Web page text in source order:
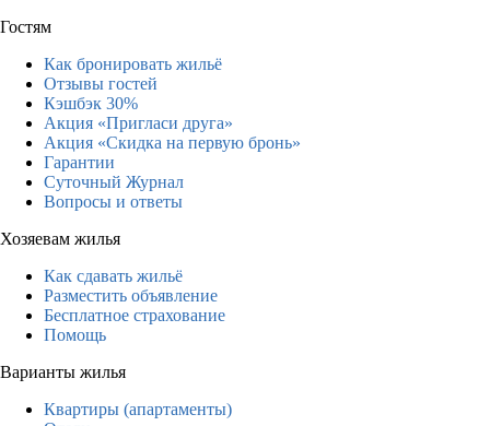
Гостям
Как бронировать жильё
Отзывы гостей
Кэшбэк 30%
Акция «Пригласи друга»
Акция «Скидка на первую бронь»
Гарантии
Суточный Журнал
Вопросы и ответы
Хозяевам жилья
Как сдавать жильё
Разместить объявление
Бесплатное страхование
Помощь
Варианты жилья
Квартиры (апартаменты)